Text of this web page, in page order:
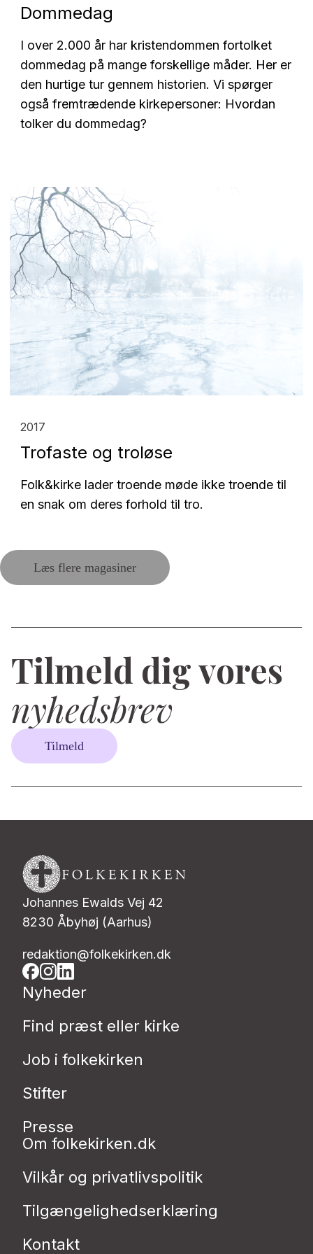
Dommedag
I over 2.000 år har kristendommen fortolket
dommedag på mange forskellige måder. Her er
den hurtige tur gennem historien. Vi spørger
også fremtrædende kirkepersoner: Hvordan
tolker du dommedag?
2017
Trofaste og troløse
Folk&kirke lader troende møde ikke troende til
en snak om deres forhold til tro.
Læs flere magasiner
Tilmeld dig vores
nyhedsbrev
Tilmeld
Johannes Ewalds Vej 42
8230 Åbyhøj (Aarhus)
redaktion@folkekirken.dk
Nyheder
Find præst eller kirke
Job i folkekirken
Stifter
Presse
Om folkekirken.dk
Vilkår og privatlivspolitik
Tilgængelighedserklæring
Kontakt